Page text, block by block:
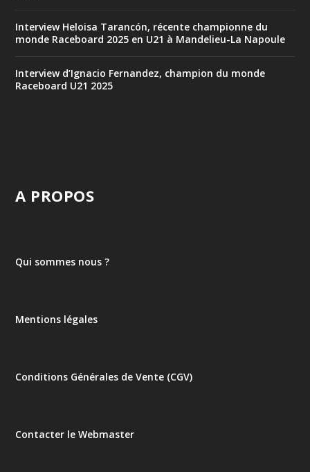
Interview Heloisa Tarancón, récente championne du
monde Raceboard 2025 en U21 à Mandelieu-La Napoule
Interview d’Ignacio Fernandez, champion du monde
Raceboard U21 2025
A PROPOS
Qui sommes nous ?
Mentions légales
Conditions Générales de Vente (CGV)
Contacter le Webmaster